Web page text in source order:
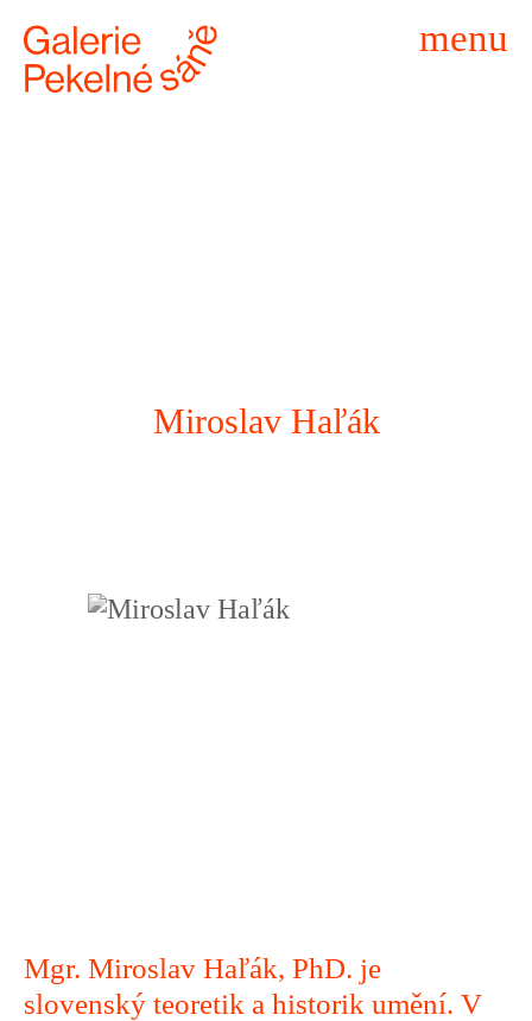
menu
Miroslav Haľák
Mgr. Miroslav Haľák, PhD. je
slovenský teoretik a historik umění. V